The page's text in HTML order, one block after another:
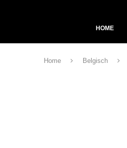
HOME
Home Belgisch